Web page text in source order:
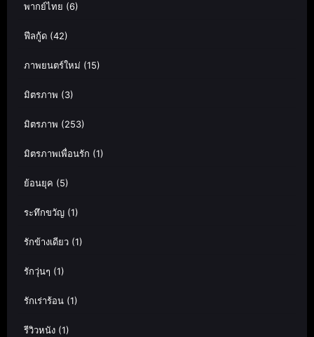
พากย์ไทย (6)
ฟีลกู้ด (42)
ภาพยนตร์ใหม่ (15)
มิตรภาพ (3)
มิตรภาพ (253)
มิตรภาพเพื่อนรัก (1)
ย้อนยุค (5)
ระทึกขวัญ (1)
รักข้างเดียว (1)
รักวุ่นๆ (1)
รักเร่าร้อน (1)
รีวิวหนัง (1)